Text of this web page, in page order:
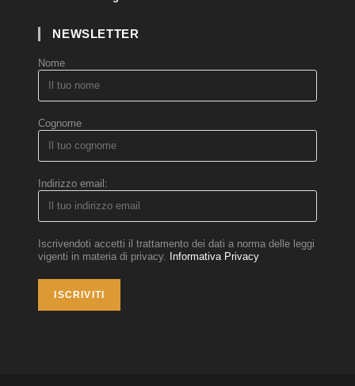
NEWSLETTER
Nome
Cognome
Indirizzo email:
Iscrivendoti accetti il trattamento dei dati a norma delle leggi
vigenti in materia di privacy.
Informativa Privacy